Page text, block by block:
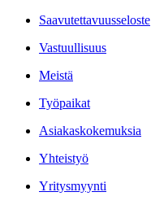
Saavutettavuusseloste
Vastuullisuus
Meistä
Työpaikat
Asiakaskokemuksia
Yhteistyö
Yritysmyynti